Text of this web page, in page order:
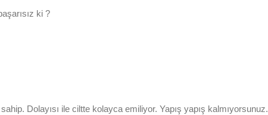
ki ?
Dolayısı ile ciltte kolayca emiliyor. Yapış yapış kalmıyorsunuz.